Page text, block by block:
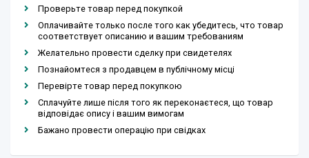
Проверьте товар перед покупкой
Оплачивайте только после того как убедитесь, что товар
соответствует описанию и вашим требованиям
Желательно провести сделку при свидетелях
Познайомтеся з продавцем в публічному місці
Перевірте товар перед покупкою
Сплачуйте лише після того як переконаєтеся, що товар
відповідає опису і вашим вимогам
Бажано провести операцію при свідках